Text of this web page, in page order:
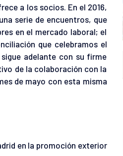
a los socios. En el 2016,
serie de encuentros, que
en el mercado laboral; el
que celebramos el
adelante con su firme
de la colaboración con la
de mayo con esta misma
en la promoción exterior